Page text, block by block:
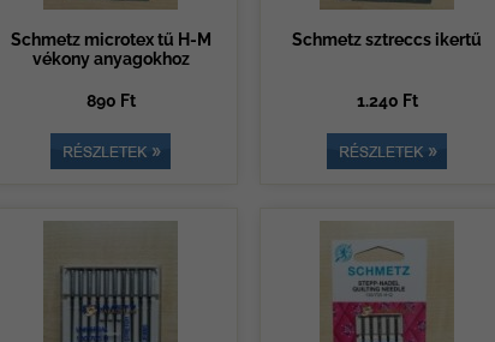
Schmetz microtex tű H-M
vékony anyagokhoz
890 Ft
Schmetz sztreccs ikertű
1.240 Ft